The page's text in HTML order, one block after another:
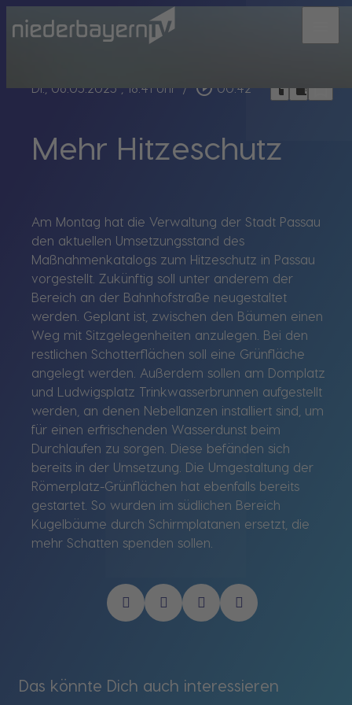
Di., 06.05.2025, 18:41 Uhr / play_circle_outline 00:42 headphoneschrome_reader_modebookmark_border
Mehr Hitzeschutz
Am Montag hat die Verwaltung der Stadt Passau
den aktuellen Umsetzungsstand des
Maßnahmenkatalogs zum Hitzeschutz in Passau
vorgestellt. Zukünftig soll unter anderem der
Bereich an der Bahnhofstraße neugestaltet
werden. Geplant ist, zwischen den Bäumen einen
Weg mit Sitzgelegenheiten anzulegen. Bei den
restlichen Schotterflächen soll eine Grünfläche
angelegt werden. Außerdem sollen am Domplatz
und Ludwigsplatz Trinkwasserbrunnen aufgestellt
werden, an denen Nebellanzen installiert sind, um
für einen erfrischenden Wasserdunst beim
Durchlaufen zu sorgen. Diese befänden sich
bereits in der Umsetzung. Die Umgestaltung der
Römerplatz-Grünflächen hat ebenfalls bereits
gestartet. So wurden im südlichen Bereich
Kugelbäume durch Schirmplatanen ersetzt, die
mehr Schatten spenden sollen.
Das könnte Dich auch interessieren